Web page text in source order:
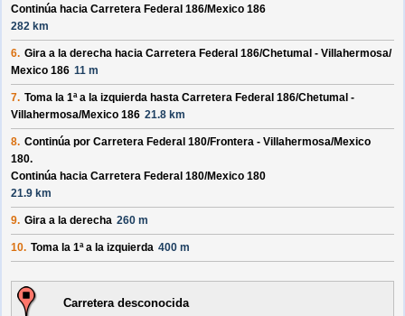
Continúa hacia Carretera Federal 186/Mexico 186
282 km
6. Gira a la derecha hacia Carretera Federal 186/Chetumal - Villahermosa/
Mexico 186 11 m
7. Toma la 1ª a la izquierda hasta Carretera Federal 186/Chetumal -
Villahermosa/Mexico 186 21.8 km
8. Continúa por Carretera Federal 180/Frontera - Villahermosa/Mexico
180.
Continúa hacia Carretera Federal 180/Mexico 180
21.9 km
9. Gira a la derecha 260 m
10. Toma la 1ª a la izquierda 400 m
Carretera desconocida